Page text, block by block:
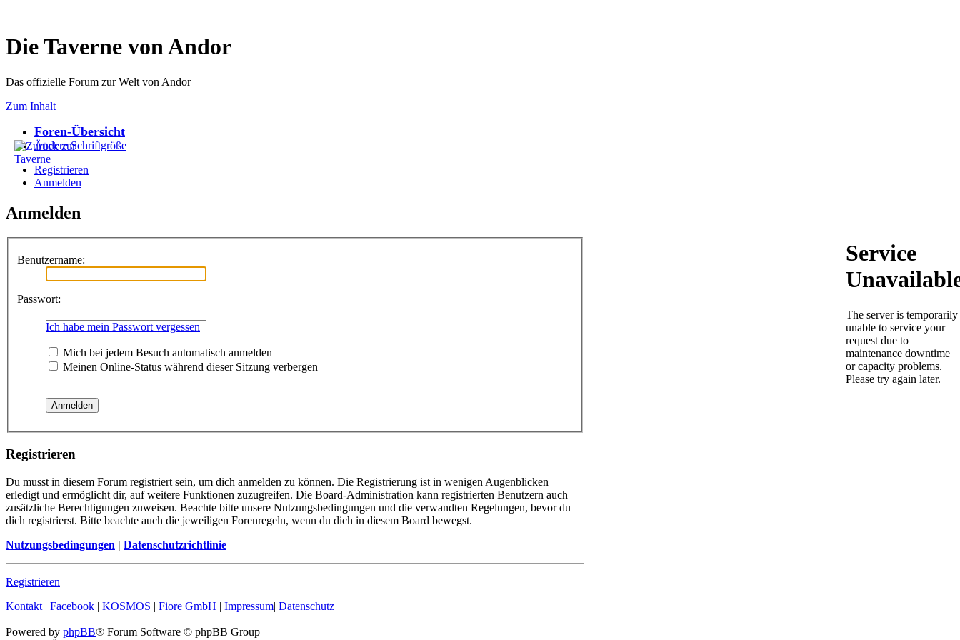
Die Taverne von Andor
Das offizielle Forum zur Welt von Andor
Zum Inhalt
Foren-Übersicht
Ändere Schriftgröße
Registrieren
Anmelden
Anmelden
Benutzername:
Passwort:
Ich habe mein Passwort vergessen
Mich bei jedem Besuch automatisch anmelden
Meinen Online-Status während dieser Sitzung verbergen
Registrieren
Du musst in diesem Forum registriert sein, um dich anmelden zu können. Die Registrierung ist in wenigen Augenblicken
erledigt und ermöglicht dir, auf weitere Funktionen zuzugreifen. Die Board-Administration kann registrierten Benutzern auch
zusätzliche Berechtigungen zuweisen. Beachte bitte unsere Nutzungsbedingungen und die verwandten Regelungen, bevor du
dich registrierst. Bitte beachte auch die jeweiligen Forenregeln, wenn du dich in diesem Board bewegst.
Nutzungsbedingungen | Datenschutzrichtlinie
Registrieren
Kontakt | Facebook | KOSMOS | Fiore GmbH | Impressum| Datenschutz
Powered by phpBB® Forum Software © phpBB Group